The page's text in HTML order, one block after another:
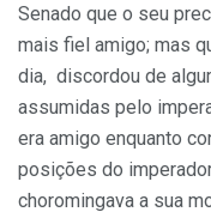
Senado que o seu
mais fiel amigo; mas
dia, discordou de
assumidas pelo
era amigo enquanto
posições do
choromingava a sua